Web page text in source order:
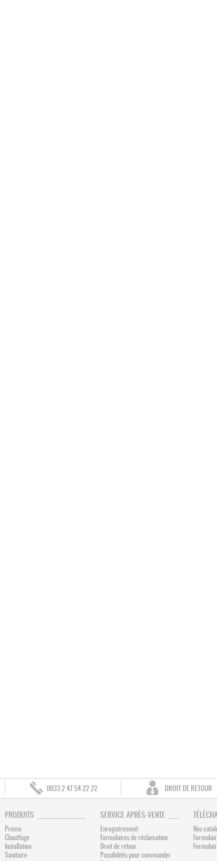
0033 2 47 54 22 22 DROIT DE RETOUR
PRODUITS
Promo
Chauffage
Installation
Sanitaire
SERVICE APRÈS-VENTE
Enregistrement
Formulaires de réclamation
Droit de retour
Possibilités pour commander
Nos